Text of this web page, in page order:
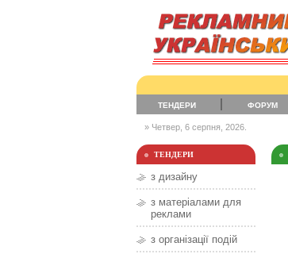
ТЕНДЕРИ ФОРУМ
» Четвер, 6 серпня, 2026.
ТЕНДЕРИ
з дизайну
з матеріалами для
реклами
з організації подій